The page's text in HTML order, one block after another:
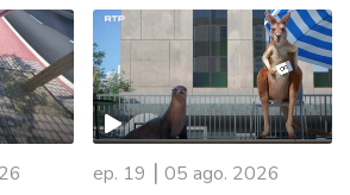
ep. 19 | 05 ago. 2026